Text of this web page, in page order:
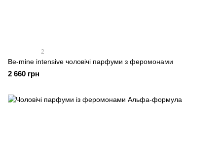
2
Be-mine intensive чоловічі парфуми з феромонами
2 660 грн